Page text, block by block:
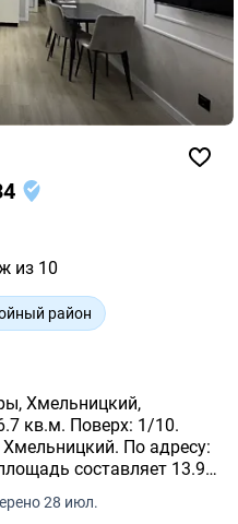
из 10
район
Хмельницкий,
По адресу:
составляет 13.9
28 июл.